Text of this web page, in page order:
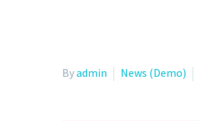
Byadmin News (Demo)